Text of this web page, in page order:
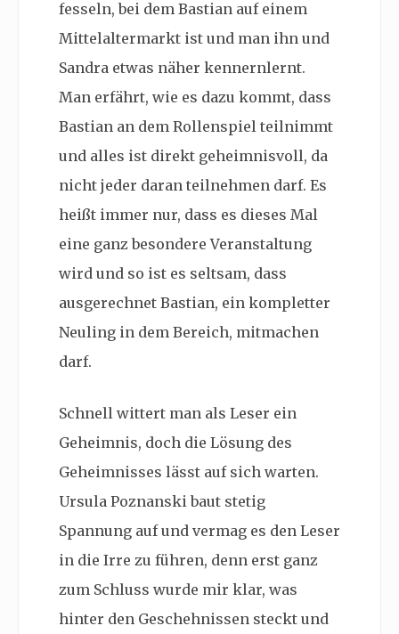
fesseln, bei dem Bastian auf einem
Mittelaltermarkt ist und man ihn und
Sandra etwas näher kennernlernt.
Man erfährt, wie es dazu kommt, dass
Bastian an dem Rollenspiel teilnimmt
und alles ist direkt geheimnisvoll, da
nicht jeder daran teilnehmen darf. Es
heißt immer nur, dass es dieses Mal
eine ganz besondere Veranstaltung
wird und so ist es seltsam, dass
ausgerechnet Bastian, ein kompletter
Neuling in dem Bereich, mitmachen
darf.
Schnell wittert man als Leser ein
Geheimnis, doch die Lösung des
Geheimnisses lässt auf sich warten.
Ursula Poznanski baut stetig
Spannung auf und vermag es den Leser
in die Irre zu führen, denn erst ganz
zum Schluss wurde mir klar, was
hinter den Geschehnissen steckt und